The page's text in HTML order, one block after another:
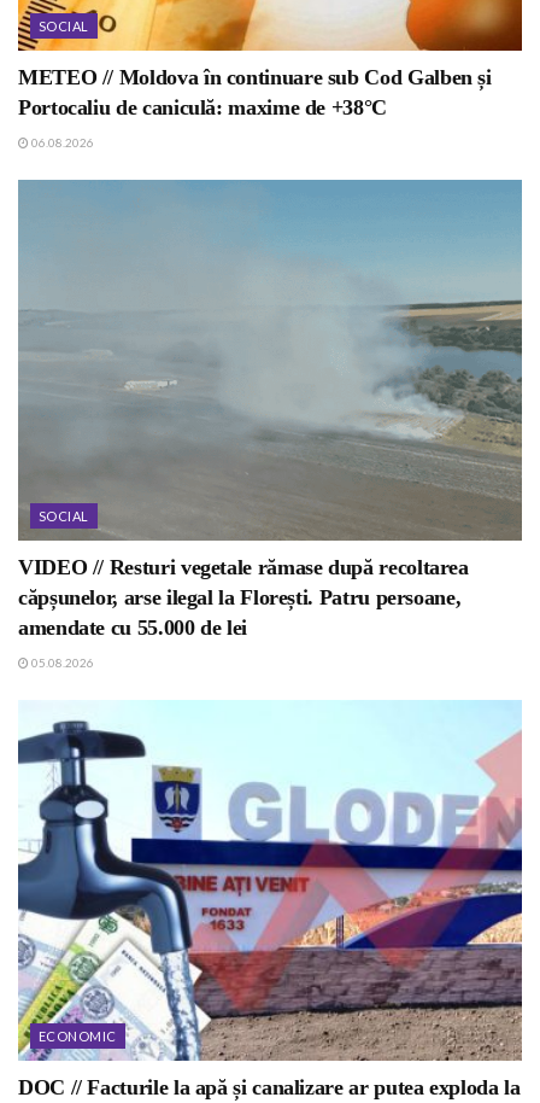
SOCIAL
METEO // Moldova în continuare sub Cod Galben și
Portocaliu de caniculă: maxime de +38°C
06.08.2026
SOCIAL
VIDEO // Resturi vegetale rămase după recoltarea
căpșunelor, arse ilegal la Florești. Patru persoane,
amendate cu 55.000 de lei
05.08.2026
ECONOMIC
DOC // Facturile la apă și canalizare ar putea exploda la